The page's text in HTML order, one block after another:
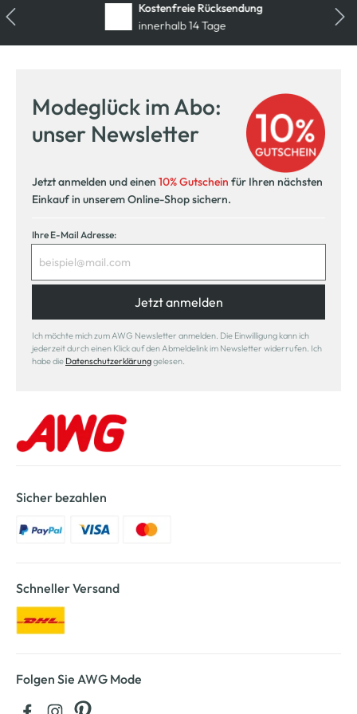
Kostenfreie Rücksendung
innerhalb 14 Tage
Modeglück im Abo:
unser Newsletter
Jetzt anmelden und einen 10% Gutschein für Ihren nächsten
Einkauf in unserem Online-Shop sichern.
Ihre E-Mail Adresse:
Jetzt anmelden
Ich möchte mich zum AWG Newsletter anmelden. Die Einwilligung kann ich
jederzeit durch einen Klick auf den Abmeldelink im Newsletter widerrufen. Ich
habe die Datenschutzerklärunggelesen.
Sicher bezahlen
Schneller Versand
Folgen Sie AWG Mode